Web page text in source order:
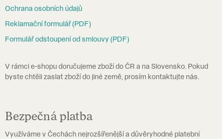
Ochrana osobních údajů
Reklamační formulář (PDF)
Formulář odstoupení od smlouvy (PDF)
V rámci e-shopu doručujeme zboží do ČR a na Slovensko. Pokud
byste chtěli zaslat zboží do jiné země, prosím kontaktujte nás.
Bezpečná platba
Využíváme v Čechách nejrozšířenější a důvěryhodné platební